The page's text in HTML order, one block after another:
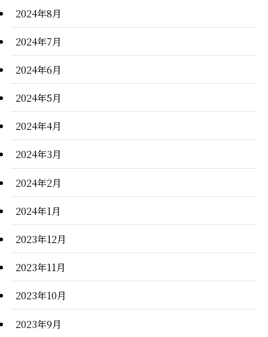
2024年8月
2024年7月
2024年6月
2024年5月
2024年4月
2024年3月
2024年2月
2024年1月
2023年12月
2023年11月
2023年10月
2023年9月